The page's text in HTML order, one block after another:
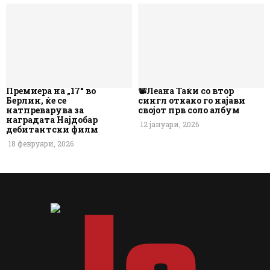
Премиера на „17“ во
Берлин, ќе се
натпреварува за
наградата Најдобар
дебитантски филм
18 февруари, 2026
📽️Леана Таќи со втор
сингл откако го најави
својот прв соло албум
12 јануари, 2026